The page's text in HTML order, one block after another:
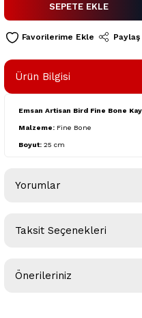
SEPETE EKLE
Paylaş
Ürün Bilgisi
Emsan Artisan Bird Fine Bone
Malzeme: Fine Bone
Boyut: 25 cm
Yorumlar
Taksit Seçenekleri
Önerileriniz